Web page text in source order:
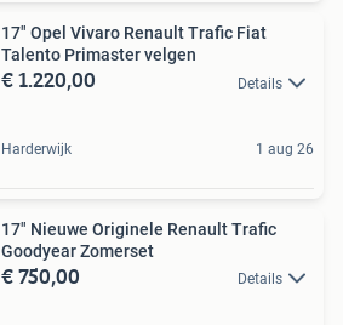
17" Opel Vivaro Renault Trafic Fiat
Talento Primaster velgen
€ 1.220,00 Details
Harderwijk 1 aug 26
17" Nieuwe Originele Renault Trafic
Goodyear Zomerset
€ 750,00 Details